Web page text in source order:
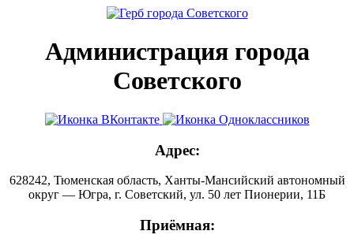
Администрация города
Советского
Адрес:
628242, Тюменская область, Ханты-Мансийский автономный
округ — Югра, г. Советский, ул. 50 лет Пионерии, 11Б
Приёмная: